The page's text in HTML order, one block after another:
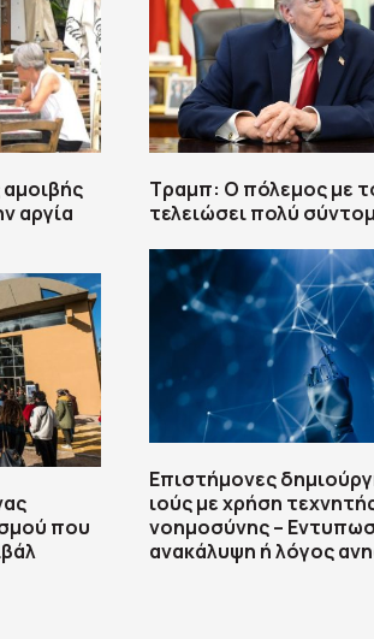
αργία
που
Τραμπ: Ο πόλεμος με
τελειώσει πολύ
Επιστήμονες
ιούς με χρήση
νοημοσύνης –
ανακάλυψη ή λόγος